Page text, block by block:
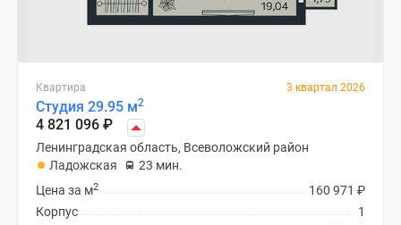
Квартира 3 квартал 2026
Студия 29.95 м2
4 821 096 ₽
Ленинградская область, Всеволожский район
Ладожская
23 мин.
160 971 ₽
Цена за м2
1
Корпус